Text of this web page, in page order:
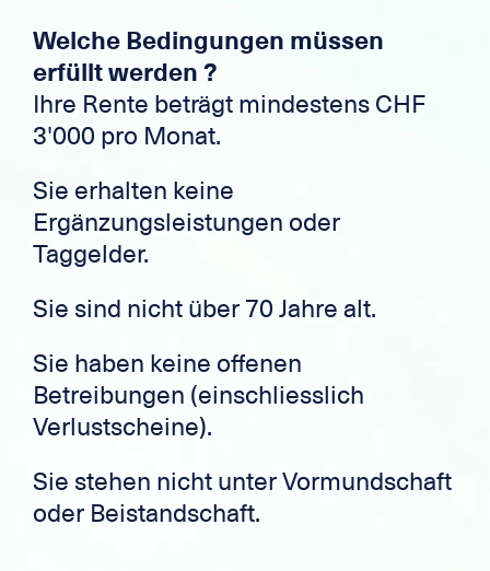
Welche Bedingungen müssen
erfüllt werden ?
Ihre Rente beträgt mindestens CHF
3'000 pro Monat.
Sie erhalten keine
Ergänzungsleistungen oder
Taggelder.
Sie sind nicht über 70 Jahre alt.
Sie haben keine offenen
Betreibungen (einschliesslich
Verlustscheine).
Sie stehen nicht unter Vormundschaft
oder Beistandschaft.